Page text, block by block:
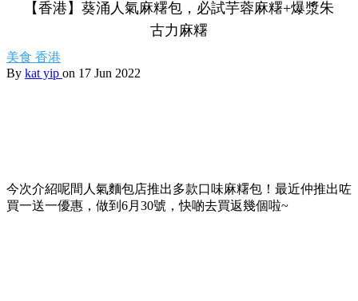
【香港】葵涌人氣麻糬包，必試芋蓉麻糬+爆漿朱
古力麻糬
美食 香港
By kat yip on 17 Jun 2022
今次介紹呢間人氣麵包店推出多款口味麻糬包！最近仲推出咗
買一送一優惠，做到6月30號，快啲去買返幾個啦~